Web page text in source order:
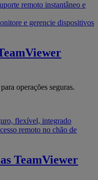
remoto instantâneo e
e gerencie dispositivos
operações seguras.
flexível, integrado
remoto no chão de
TeamViewer